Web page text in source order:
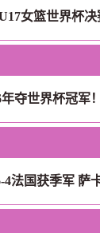
女篮世界杯
年夺世界杯冠军
4法国获季军 萨